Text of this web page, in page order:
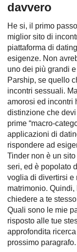
davvero
He si, il primo
miglior sito di
piattaforma di
esigenze. Non
uno dei più grandi
Parship, se quello
incontri sessuali.
amorosi ed incontri
distinzione che
prime “macro-
applicazioni di
rispondere ad
Tinder non è un
seri, ed è popolato
voglia di divertirsi e
matrimonio.
chiedere a te
Quali sono le mie
risposto alle tue
approfondita
prossimo paragrafo.